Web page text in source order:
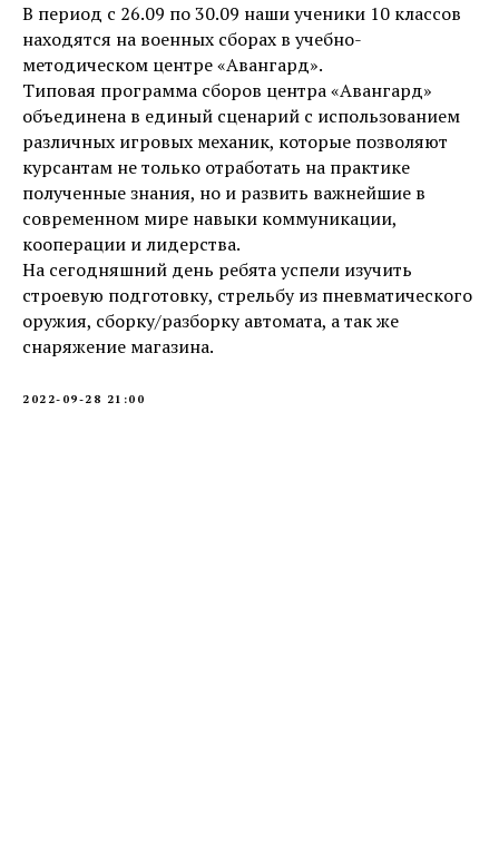
В период с 26.09 по 30.09 наши ученики 10 классов
находятся на военных сборах в учебно-
методическом центре «Авангард».
Типовая программа сборов центра «Авангард»
объединена в единый сценарий с использованием
различных игровых механик, которые позволяют
курсантам не только отработать на практике
полученные знания, но и развить важнейшие в
современном мире навыки коммуникации,
кооперации и лидерства.
На сегодняшний день ребята успели изучить
строевую подготовку, стрельбу из пневматического
оружия, сборку/разборку автомата, а так же
снаряжение магазина.
2022-09-28 21:00